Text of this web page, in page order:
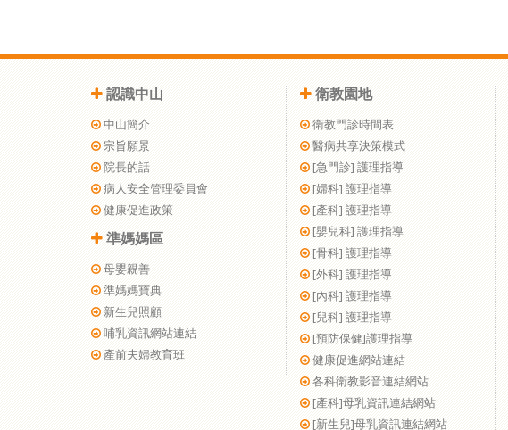
認識中山
中山簡介
宗旨願景
院長的話
病人安全管理委員會
健康促進政策
準媽媽區
母嬰親善
準媽媽寶典
新生兒照顧
哺乳資訊網站連結
產前夫婦教育班
衛教園地
衛教門診時間表
醫病共享決策模式
[急門診] 護理指導
[婦科] 護理指導
[產科] 護理指導
[嬰兒科] 護理指導
[骨科] 護理指導
[外科] 護理指導
[內科] 護理指導
[兒科] 護理指導
[預防保健]護理指導
健康促進網站連結
各科衛教影音連結網站
[產科]母乳資訊連結網站
[新生兒]母乳資訊連結網站